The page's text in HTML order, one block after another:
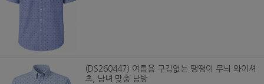
(DS260447) 여름용 구김없는 땡땡이 무늬 와이셔
츠, 남녀 맞춤 남방